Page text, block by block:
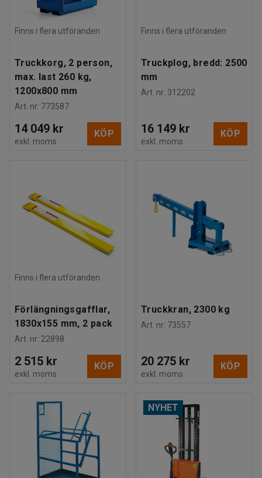
Finns i flera utföranden
Truckkorg, 2 person,
max. last 260 kg,
1200x800 mm
Art. nr: 773587
14 049 kr
exkl. moms
KÖP
Finns i flera utföranden
Truckplog, bredd: 2500
mm
Art. nr: 312202
16 149 kr
exkl. moms
KÖP
Finns i flera utföranden
Förlängningsgafflar,
1830x155 mm, 2 pack
Art. nr: 22898
2 515 kr
exkl. moms
KÖP
Truckkran, 2300 kg
Art. nr: 73557
20 275 kr
exkl. moms
KÖP
NYHET